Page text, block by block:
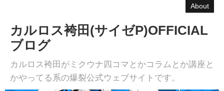
About
カルロス袴田(サイゼP)OFFICIAL
ブログ
カルロス袴田がミクウナ四コマとかコラムとか講座と
かやってる系の爆裂公式ウェブサイトです。